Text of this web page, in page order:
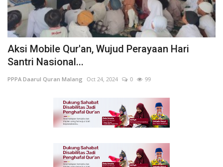
News
Wisuda Akbar
Kisah
Aksi Mobile Qur'an, Wujud Perayaan Hari
Santri Nasional...
PPPA Daarul Quran Malang Oct 24, 2024 0 99